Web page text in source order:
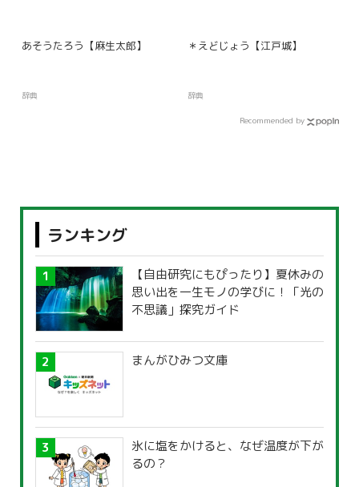
あそうたろう【麻生太郎】
辞典
＊えどじょう【江戸城】
辞典
Recommended by
ランキング
【自由研究にもぴったり】夏休みの
思い出を一生モノの学びに！「光の
不思議」探究ガイド
まんがひみつ文庫
氷に塩をかけると、なぜ温度が下が
るの？